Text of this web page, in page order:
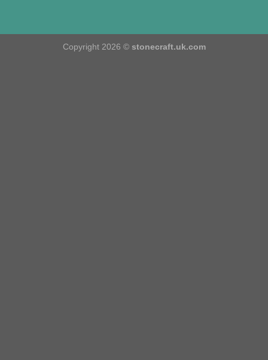
Copyright 2026 © stonecraft.uk.com